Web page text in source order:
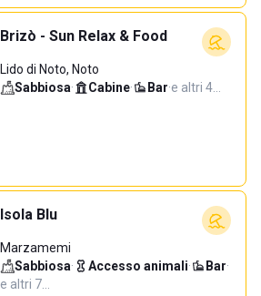
Brizò - Sun Relax & Food
Lido di Noto, Noto
Sabbiosa· Cabine· Bar·e altri 4…
Isola Blu
Marzamemi
Sabbiosa· Accesso animali· Bar·
e altri 7…